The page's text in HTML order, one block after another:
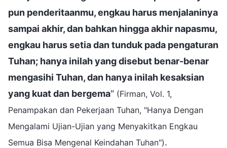
pun penderitaanmu, engkau harus menjalaninya
sampai akhir, dan bahkan hingga akhir napasmu,
engkau harus setia dan tunduk pada pengaturan
Tuhan; hanya inilah yang disebut benar-benar
mengasihi Tuhan, dan hanya inilah kesaksian
yang kuat dan bergema" (Firman, Vol. 1,
Penampakan dan Pekerjaan Tuhan, "Hanya Dengan
Mengalami Ujian-Ujian yang Menyakitkan Engkau
Semua Bisa Mengenal Keindahan Tuhan").